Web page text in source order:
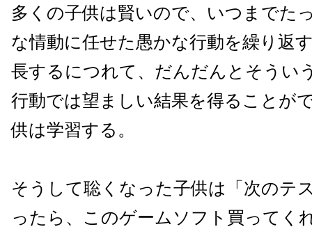
多くの子供は賢いので、いつまでた
な情動に任せた愚かな行動を繰り返
長するにつれて、だんだんとそうい
行動では望ましい結果を得ることが
供は学習する。
そうして聡くなった子供は「次のテ
ったら、このゲームソフト買ってく